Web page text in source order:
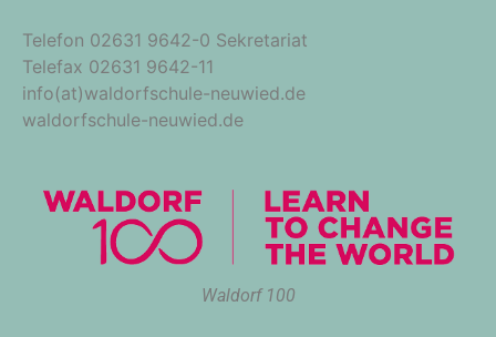
Telefon 02631 9642-0 Sekretariat
Telefax 02631 9642-11
info(at)waldorfschule-neuwied.de
waldorfschule-neuwied.de
Waldorf 100